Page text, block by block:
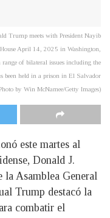
Trump meets with President Nayib
April 14, 2025 in Washington,
range of bilateral issues including the
been held in a prison in El Salvador
by Win McNamee/Getty Images)
este martes al
Donald J.
la Asamblea General
Trump destacó la
combatir el